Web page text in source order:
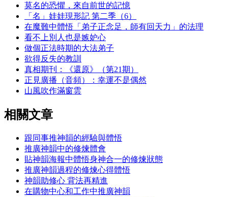
莫名的恐懼，來自前世的記憶
「名」娃娃現形記 第二季（6）
在魔難中體悟「弟子正念足，師有回天力」的法理
看不上別人也是嫉妒心
做個正法時期的大法弟子
欲得反失的教訓
真相期刊：《還原》（第21期）
正見廣播（音頻）：幸運不是偶然
山風吹作滿窗雲
相關文章
跟同事推神韻的經驗與體悟
推廣神韻中的修煉體會
貼神韻海報中體悟身神合一的修煉狀態
推廣神韻過程的修煉心得體悟
神韻助修心 背法再精進
在購物中心和工作中推廣神韻